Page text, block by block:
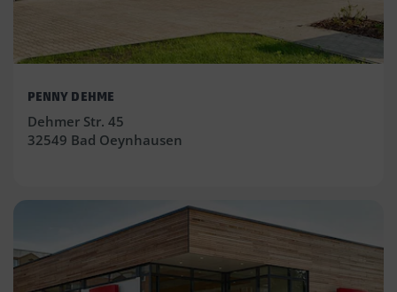
PENNY DEHME
Dehmer Str. 45
32549 Bad Oeynhausen